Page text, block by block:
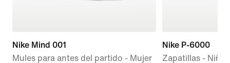
Nike Mind 001
Mules para antes del partido - Mujer
Nike P-6000
Zapatillas -